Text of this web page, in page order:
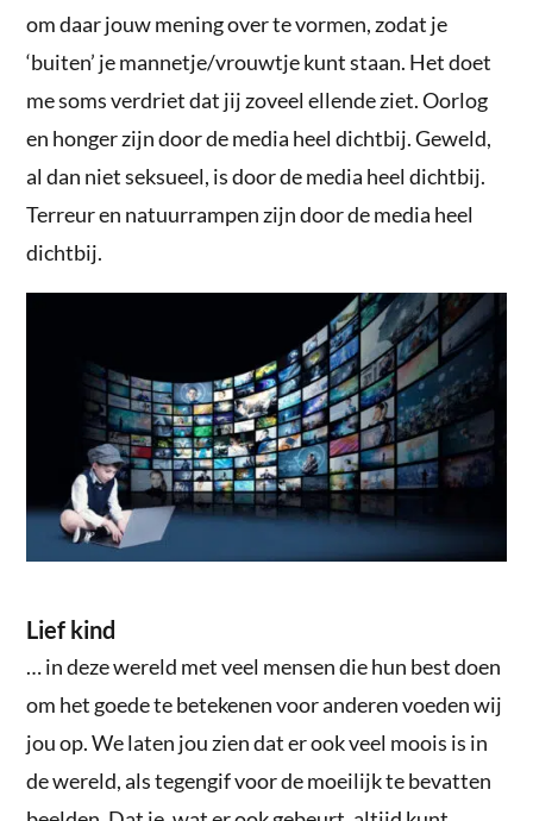
om daar jouw mening over te vormen, zodat je
‘buiten’ je mannetje/vrouwtje kunt staan. Het doet
me soms verdriet dat jij zoveel ellende ziet. Oorlog
en honger zijn door de media heel dichtbij. Geweld,
al dan niet seksueel, is door de media heel dichtbij.
Terreur en natuurrampen zijn door de media heel
dichtbij.
Lief kind
… in deze wereld met veel mensen die hun best doen
om het goede te betekenen voor anderen voeden wij
jou op. We laten jou zien dat er ook veel moois is in
de wereld, als tegengif voor de moeilijk te bevatten